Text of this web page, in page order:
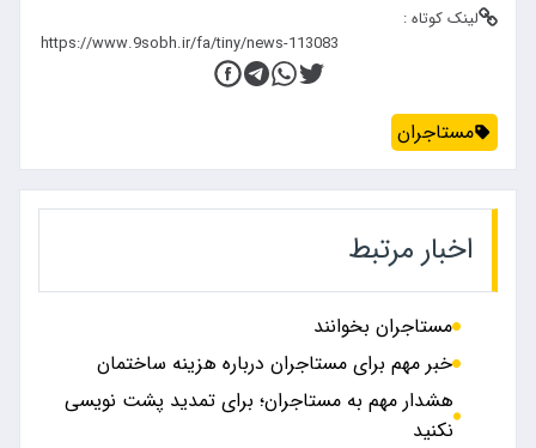
لینک کوتاه :
مستاجران
اخبار مرتبط
مستاجران بخوانند
خبر مهم برای مستاجران درباره هزینه ساختمان
هشدار مهم به مستاجران؛ برای تمدید پشت نویسی
نکنید